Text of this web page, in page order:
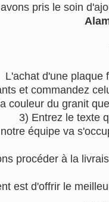
pris le soin
L'achat d'une plaque
et commandez
couleur du granit
3) Entrez le texte
équipe va
procéder à la
est d'offrir le